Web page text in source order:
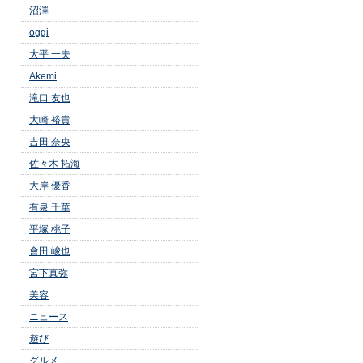
沼澤
oggi
大平 一夫
Akemi
滝口 友也
大崎 裕貴
吉田 奈央
佐々木 拓海
大岸 優香
有泉 千華
平塚 桃子
會田 峻也
宮下真弥
美容
ニュース
遊び
グルメ